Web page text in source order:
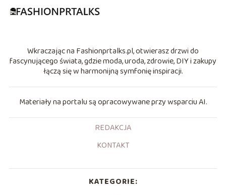
Wkraczając na Fashionprtalks.pl, otwierasz drzwi do
fascynującego świata, gdzie moda, uroda, zdrowie, DIY i zakupy
łączą się w harmonijną symfonię inspiracji.
Materiały na portalu są opracowywane przy wsparciu AI.
REDAKCJA
KONTAKT
KATEGORIE: